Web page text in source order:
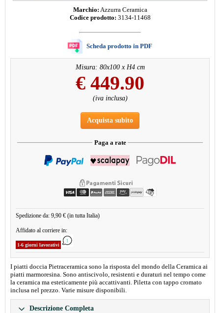
Marchio: Azzurra Ceramica
Codice prodotto: 3134-11468
Scheda prodotto in PDF
Misura: 80x100 x H4 cm
€ 449.90
(iva inclusa)
Acquista subito
Paga a rate
Spedizione da: 9,90 € (in tutta Italia)
Affidato al corriere in:
1-6 giorni lavorativi
I piatti doccia Pietraceramica sono la risposta del mondo della Ceramica ai
piatti marmoresina. Sono antiscivolo, resistenti e duraturi nel tempo come
la ceramica ma esteticamente più accattivanti. Piletta con tappo cromato
inclusa nel prezzo. Varie misure disponibili.
Descrizione Completa